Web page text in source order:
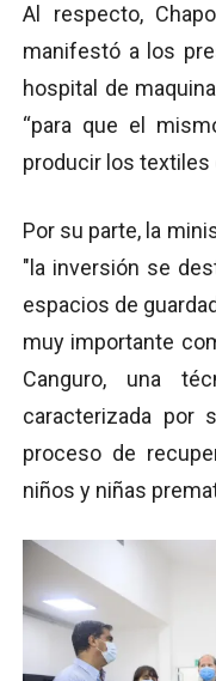
Al respecto,
manifestó a los
hospital de
“para que el
producir los textiles
Por su parte, la
"la inversión se
espacios de
muy importante
Canguro, una
caracterizada por
proceso de
niños y niñas